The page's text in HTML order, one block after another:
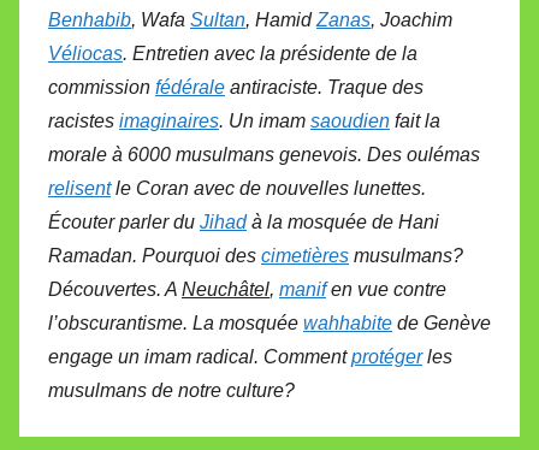
Benhabib, Wafa Sultan, HamidZanas, Joachim
Véliocas. Entretien avec la présidente de la
commission fédérale antiraciste. Traque des
racistes imaginaires. Un imam saoudien fait la
morale à 6000 musulmans genevois. Des oulémas
relisentle Coran avec de nouvelles lunettes.
Écouter parler du Jihadà la mosquée de Hani
Ramadan. Pourquoi des cimetières musulmans?
Découvertes. A Neuchâtel, manifen vue contre
l’obscurantisme. La mosquée wahhabite de Genève
engage un imam radical. Commentprotégerles
musulmans de notre culture?